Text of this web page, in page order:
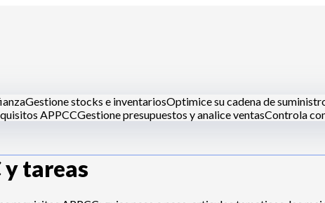
Gestione stocks e inventariosOptimice su cadena de
APPCCGestione presupuestos y analice ventasControla
y tareas